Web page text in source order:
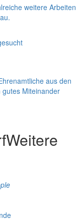
weitere Arbeiten
aus den
gutes Miteinander
Weitere